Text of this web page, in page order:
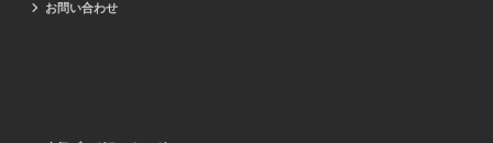
お問い合わせ